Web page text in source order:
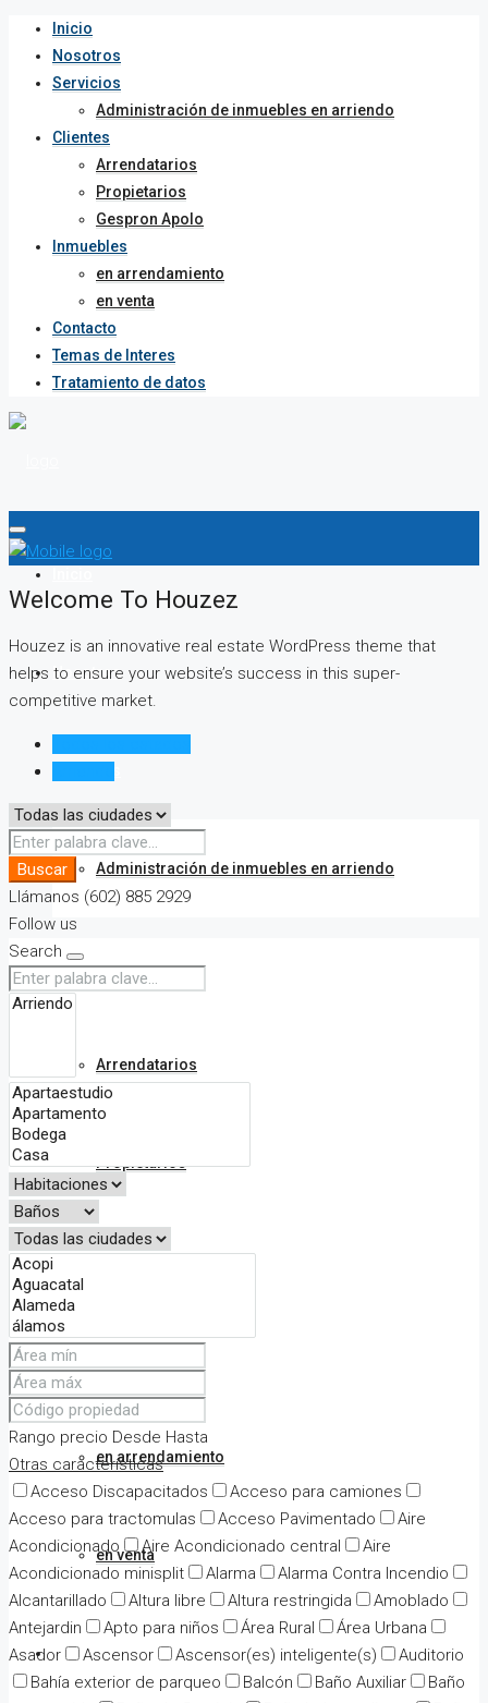
Inicio
Nosotros
Servicios
Administración de inmuebles en arriendo
Clientes
Arrendatarios
Propietarios
Gespron Apolo
Inmuebles
en arrendamiento
en venta
Contacto
Temas de Interes
Tratamiento de datos
Nosotros
Administración de inmuebles en arriendo
Clientes
Arrendatarios
Propietarios
Inmuebles
en arrendamiento
en venta
Contacto
Welcome To Houzez
Houzez is an innovative real estate WordPress theme that
helps to ensure your website’s success in this super-
competitive market.
Buscar
Llámanos (602) 885 2929
Follow us
Search
Rango precio Desde Hasta
Otras características
Acceso Discapacitados
Acceso para camiones
Acceso para tractomulas
Acceso Pavimentado
Aire
Acondicionado
Aire Acondicionado central
Aire
Acondicionado minisplit
Alarma
Alarma Contra Incendio
Alcantarillado
Altura libre Altura restringida
Amoblado
Antejardin
Apto para niños Área Rural
Área Urbana
Asador
Ascensor Ascensor(es) inteligente(s)
Auditorio
Bahía exterior de parqueo
Balcón Baño Auxiliar
Baño